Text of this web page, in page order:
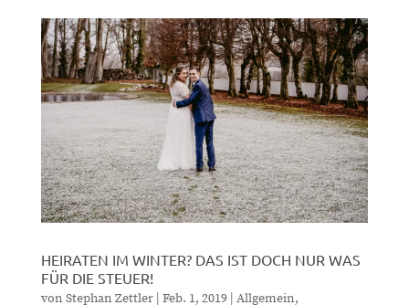
HEIRATEN IM WINTER? DAS IST DOCH NUR WAS
FÜR DIE STEUER!
von Stephan Zettler| Feb. 1, 2019| Allgemein,